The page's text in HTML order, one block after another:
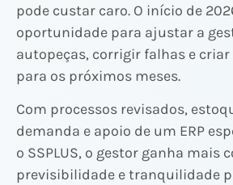
pode custar caro. O início de
oportunidade para ajustar a
autopeças, corrigir falhas e
para os próximos meses.
Com processos revisados,
demanda e apoio de um ERP
o SSPLUS, o gestor ganha mais
previsibilidade e tranquilidade